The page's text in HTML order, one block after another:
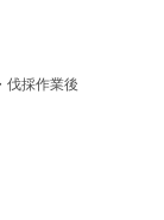
伐採作業後